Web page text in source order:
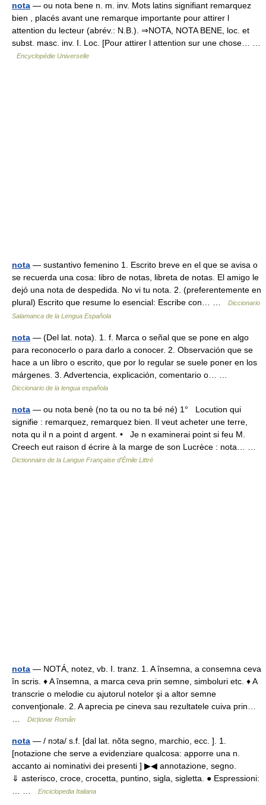
nota — ou nota bene n. m. inv. Mots latins signifiant remarquez
bien , placés avant une remarque importante pour attirer l
attention du lecteur (abrév.: N.B.). ⇒NOTA, NOTA BENE, loc. et
subst. masc. inv. I. Loc. [Pour attirer l attention sur une chose… …
Encyclopédie Universelle
nota — sustantivo femenino 1. Escrito breve en el que se avisa o
se recuerda una cosa: libro de notas, libreta de notas. El amigo le
dejó una nota de despedida. No vi tu nota. 2. (preferentemente en
plural) Escrito que resume lo esencial: Escribe con… …
Diccionario
Salamanca de la Lengua Española
nota — (Del lat. nota). 1. f. Marca o señal que se pone en algo
para reconocerlo o para darlo a conocer. 2. Observación que se
hace a un libro o escrito, que por lo regular se suele poner en los
márgenes. 3. Advertencia, explicación, comentario o… …
Diccionario de la lengua española
nota — ou nota benè (no ta ou no ta bé né) 1° Locution qui
signifie : remarquez, remarquez bien. Il veut acheter une terre,
nota qu il n a point d argent. • Je n examinerai point si feu M.
Creech eut raison d écrire à la marge de son Lucrèce : nota… …
Dictionnaire de la Langue Française d'Émile Littré
nota — NOTÁ, notez, vb. I. tranz. 1. A însemna, a consemna ceva
în scris. ♦ A însemna, a marca ceva prin semne, simboluri etc. ♦ A
transcrie o melodie cu ajutorul notelor şi a altor semne
convenţionale. 2. A aprecia pe cineva sau rezultatele cuiva prin…
Dicționar Român
nota — / nɔta/ s.f. [dal lat. nŏta segno, marchio, ecc. ]. 1.
[notazione che serve a evidenziare qualcosa: apporre una n.
accanto ai nominativi dei presenti ] ▶◀ annotazione, segno.
⇓ asterisco, croce, crocetta, puntino, sigla, sigletta. ● Espressioni:
Enciclopedia Italiana